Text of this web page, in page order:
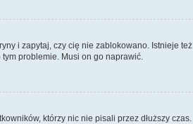
i zapytaj, czy cię nie zablokowano. Istnieje też
problemie. Musi on go naprawić.
którzy nic nie pisali przez dłuższy czas.